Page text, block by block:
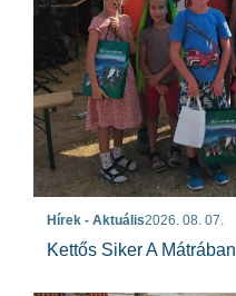
Hírek - Aktuális2026. 08. 07.
Kettős Siker A Mátrában